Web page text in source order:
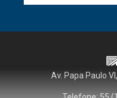
Av. Papa Paulo